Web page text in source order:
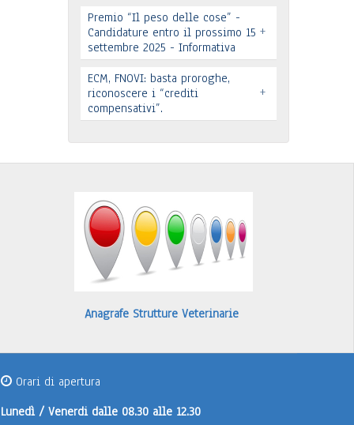
Leggi tutto
Premio “Il peso delle cose” -
Candidature entro il prossimo 15
settembre 2025 - Informativa
+
Premio “Il peso delle cose” -
Candidature
… Leggi tutto
ECM, FNOVI: basta proroghe,
riconoscere i “crediti
compensativi”.
+
Leggi tutto
Anagrafe Strutture Veterinarie
Orari di apertura
Lunedì / Venerdidalle 08.30 alle 12.30